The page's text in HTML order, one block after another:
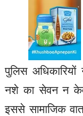
पुलिस
नशे का सेवन न
इससे सामाजिक